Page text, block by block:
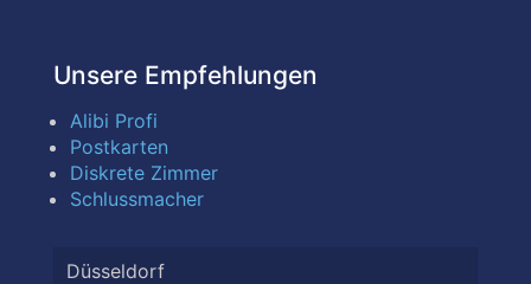
Unsere Empfehlungen
Alibi Profi
Postkarten
Diskrete Zimmer
Schlussmacher
Düsseldorf